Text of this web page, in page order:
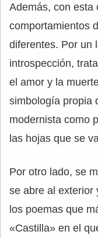
Además, con esta
comportamientos
diferentes. Por un
introspección,
el amor y la
simbología propia
modernista como
las hojas que se
Por otro lado, se
se abre al exterior
los poemas que
«Castilla» en el